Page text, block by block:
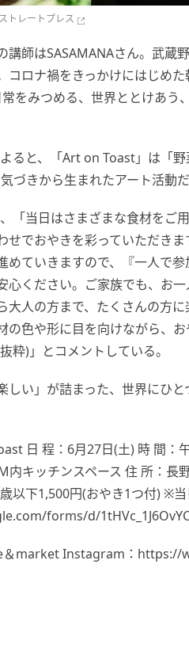
ストレートプレス
講師はSASAMANAさん。武蔵
コロナ禍をきっかけにはじめ
をみつめる、世界ととけあう
ると、「Art on Toast」は「
づきから生まれたアート活動だ
「当日はさまざまな食材をご
せでおやきを彩っていただき
めていきますので、『一人で
心ください。ご家族でも、お
大人の方まで、たくさんの方
の色や形に目を向けながら、
粋)」とコメントしている。
しい」が詰まった、世界にひ
日 程：6月27日(土) 時 間：
内キッチンスペース 住 所：
以下1,500円(おやき1つ付) ※当
forms/d/
＆market Instagram：